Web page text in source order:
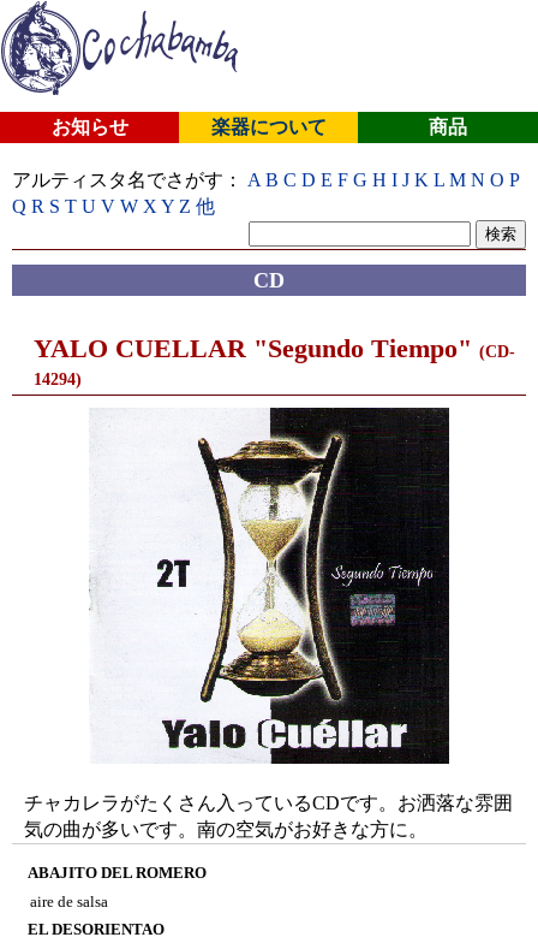
お知らせ 楽器について 商品
アルティスタ名でさがす： A B C D E F G H I J K L M N O P
Q R S T U V W X Y Z 他
CD
YALO CUELLAR "Segundo Tiempo" (CD-
14294)
チャカレラがたくさん入っているCDです。お洒落な雰囲
気の曲が多いです。南の空気がお好きな方に。
ABAJITO DEL ROMERO
aire de salsa
EL DESORIENTAO